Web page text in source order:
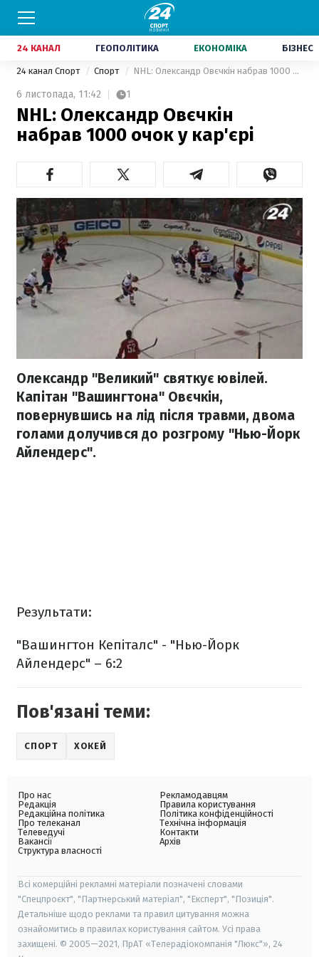
24 КАНАЛ ГЕОПОЛІТИКА ЕКОНОМІКА БІЗНЕС
24 канал Спорт Спорт NHL: Олександр Овєчкін набрав 1000 очок у кар'єрі
6 листопада, 11:42 1
NHL: Олександр Овєчкін
набрав 1000 очок у кар'єрі
Олександр "Великий" святкує ювілей.
Капітан "Вашингтона" Овєчкін,
повернувшись на лід після травми, двома
голами долучився до розгрому "Нью-Йорк
Айлендерс".
Результати:
"Вашингтон Кепіталс" - "Нью-Йорк
Айлендерс" – 6:2
Пов'язані теми:
СПОРТ ХОКЕЙ
Про нас
Редакція
Редакційна політика
Про телеканал
Телеведучі
Вакансії
Структура власності
Рекламодавцям
Правила користування
Політика конфіденційності
Технічна інформація
Контакти
Архів
Всі комерційні рекламні матеріали позначені словами
"Спецпроєкт", "Партнерський матеріал", "Експерт", "Позиція".
Детальніше щодо реклами та правил цитування можна
ознайомитись в правилах користування сайтом. Усі права
захищені. © 2005—2021, ПрАТ «Телерадіокомпанія "Люкс"», 24